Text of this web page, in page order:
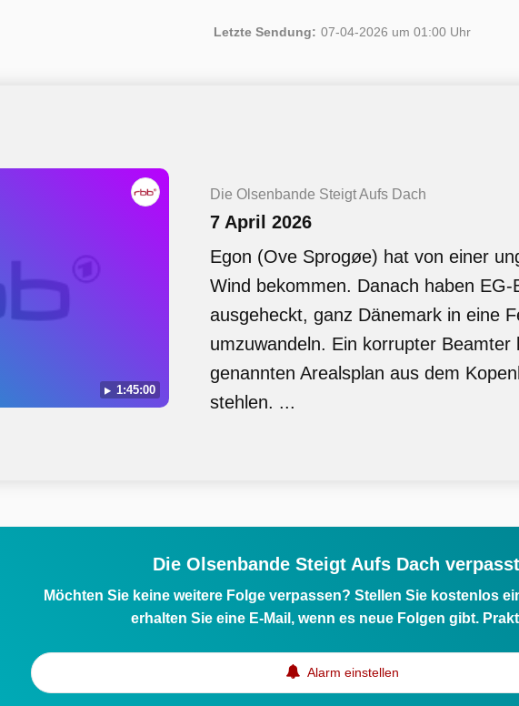
Letzte Sendung: 07-04-2026 um 01:00 Uhr
1:45:00
Die Olsenbande Steigt Aufs Dach
7 April 2026
Egon (Ove Sprogøe) hat von einer
Wind bekommen. Danach haben EG-
ausgeheckt, ganz Dänemark in eine
umzuwandeln. Ein korrupter
genannten Arealsplan aus dem
stehlen. ...
Die Olsenbande Steigt Aufs Dach
Möchten Sie keine weitere Folge verpassen? Stellen Sie kostenlos
erhalten Sie eine E-Mail, wenn es neue Folgen gibt.
Alarm einstellen